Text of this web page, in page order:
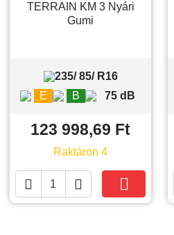
TERRAIN KM 3 Nyári
Gumi
235/ 85/ R16
E
B 75 dB
123 998,69 Ft
Raktáron 4
  